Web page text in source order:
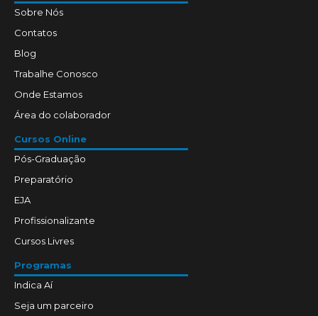
Sobre Nós
Contatos
Blog
Trabalhe Conosco
Onde Estamos
Área do colaborador
Cursos Online
Pós-Graduação
Preparatório
EJA
Profissionalizante
Cursos Livres
Programas
Indica Aí
Seja um parceiro